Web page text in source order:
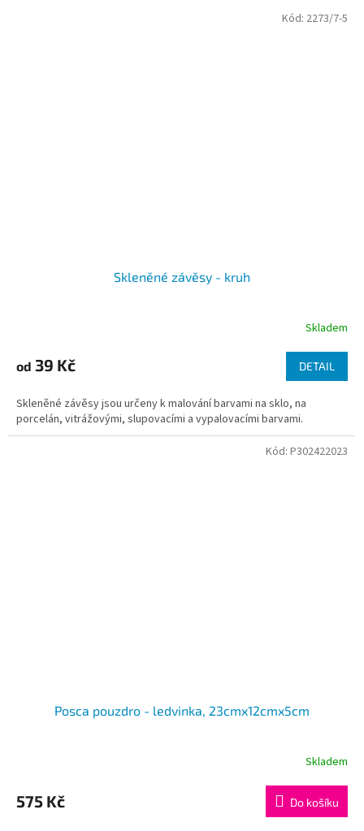
Skleněné závěsy - kruh
Skladem
od 39 Kč DETAIL
Skleněné závěsy jsou určeny k malování barvami na sklo, na
porcelán, vitrážovými, slupovacími a vypalovacími barvami.
Kód: 2273/7-5
Posca pouzdro - ledvinka, 23cmx12cmx5cm
Skladem
575 Kč Do košíku
Kód: P302422023